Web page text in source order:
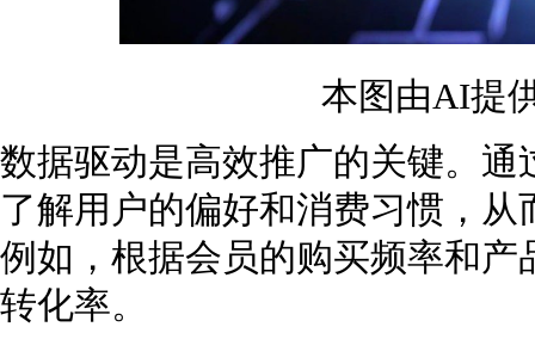
本图由AI提
数据驱动是高效推广的关键。
了解用户的偏好和消费习惯，
例如，根据会员的购买频率和
转化率。